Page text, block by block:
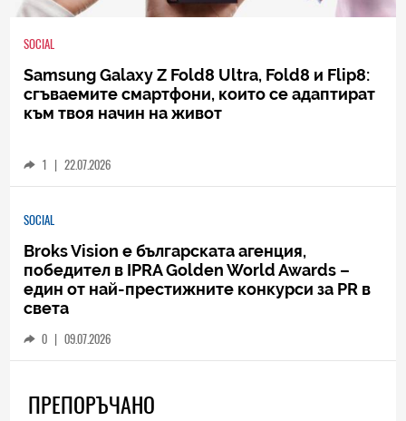
SOCIAL
Samsung Galaxy Z Fold8 Ultra, Fold8 и Flip8:
сгъваемите смартфони, които се адаптират
към твоя начин на живот
1 | 22.07.2026
SOCIAL
Broks Vision е българската агенция,
победител в IPRA Golden World Awards –
един от най-престижните конкурси за PR в
света
0 | 09.07.2026
ПРЕПОРЪЧАНО